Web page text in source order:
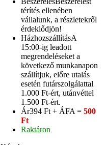
térítés ellenében
vállalunk, a részletekről
érdeklődjön!
HázhozszállításA
15:00-ig leadott
megrendeléseket a
következő munkanapon
szállítjuk, előre utalás
esetén futárszolgálattal
1.000 Ft-ért, utánvéttel
1.500 Ft-ért.
Ár394 Ft + ÁFA = 500
Ft
Raktáron